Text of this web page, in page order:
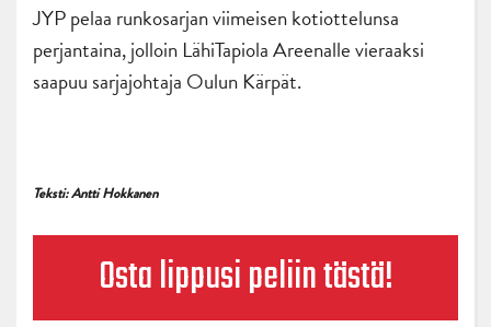
JYP pelaa runkosarjan viimeisen kotiottelunsa
perjantaina, jolloin LähiTapiola Areenalle vieraaksi
saapuu sarjajohtaja Oulun Kärpät.
Teksti: Antti Hokkanen
Osta lippusi peliin tästä!